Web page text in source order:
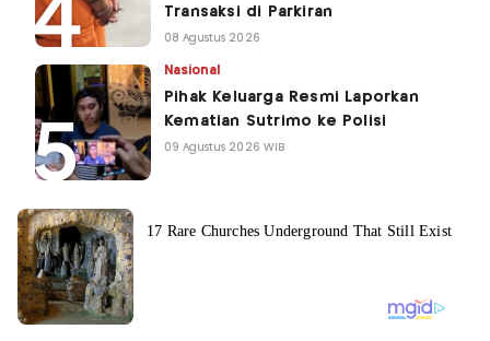
Transaksi di Parkiran
08 Agustus 2026
Nasional
Pihak Keluarga Resmi Laporkan
Kematian Sutrimo ke Polisi
09 Agustus 2026 WIB